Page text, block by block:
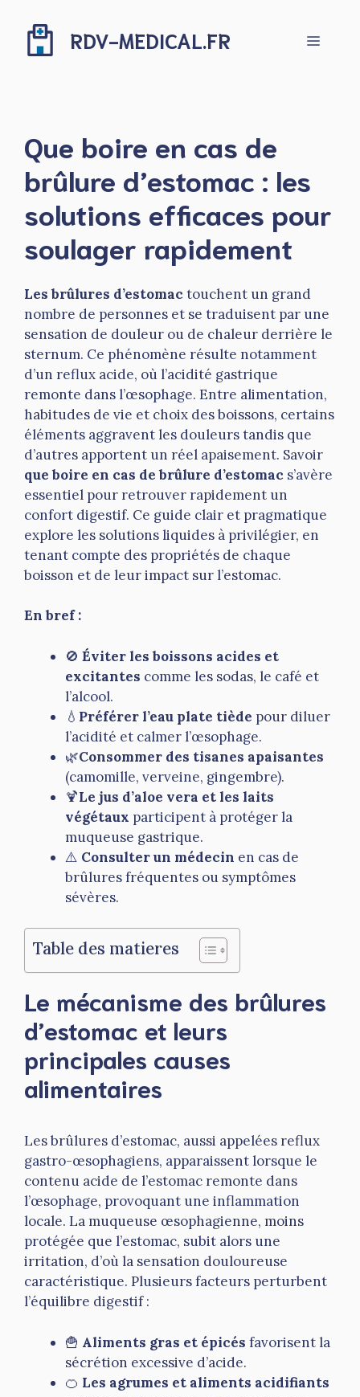
contenu
RDV-MEDICAL.FR Menu
Que boire en cas de
brûlure d’estomac : les
solutions efficaces pour
soulager rapidement
Les brûlures d’estomactouchent un grand
nombre de personnes et se traduisent par une
sensation de douleur ou de chaleur derrière le
sternum. Ce phénomène résulte notamment
d’un reflux acide, où l’acidité gastrique
remonte dans l’œsophage. Entre alimentation,
habitudes de vie et choix des boissons, certains
éléments aggravent les douleurs tandis que
d’autres apportent un réel apaisement. Savoir
que boire en cas de brûlure d’estomac s’avère
essentiel pour retrouver rapidement un
confort digestif. Ce guide clair et pragmatique
explore les solutions liquides à privilégier, en
tenant compte des propriétés de chaque
boisson et de leur impact sur l’estomac.
En bref :
🚫 Éviter les boissons acides et
excitantes comme les sodas, le café et
l’alcool.
💧 Préférer l’eau plate tiède pour diluer
l’acidité et calmer l’œsophage.
🌿Consommer des tisanes apaisantes
(camomille, verveine, gingembre).
🍹Le jus d’aloe vera et les laits
végétaux participent à protéger la
muqueuse gastrique.
⚠️ Consulter un médecin en cas de
brûlures fréquentes ou symptômes
sévères.
Table des matieres
Le mécanisme des brûlures
d’estomac et leurs
principales causes
alimentaires
Les brûlures d’estomac, aussi appelées reflux
gastro-œsophagiens, apparaissent lorsque le
contenu acide de l’estomac remonte dans
l’œsophage, provoquant une inflammation
locale. La muqueuse œsophagienne, moins
protégée que l’estomac, subit alors une
irritation, d’où la sensation douloureuse
caractéristique. Plusieurs facteurs perturbent
l’équilibre digestif :
🍟 Aliments gras et épicés favorisent la
sécrétion excessive d’acide.
🍊 Les agrumes et aliments acidifiants